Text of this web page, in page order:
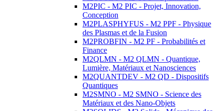
M2PIC - M2 PIC - Projet, Innovation,
Conception
M2PLASPHYFUS - M2 PPF - Physique
des Plasmas et de la Fusion
M2PROBFIN - M2 PF - Probabilités et
Finance
M2QLMN - M2 QLMN - Quantique,
Lumière, Matériaux et Nanosciences
M2QUANTDEV - M2 QD - Dispositifs
Quantiques
M2SMNO - M2 SMNO - Science des
Matériaux et des Nano-Objets